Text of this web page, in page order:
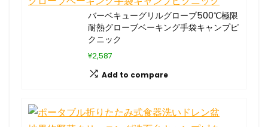
バーベキューグリルグローブ500℃極限
耐熱グローブベーキング手袋キャンプピ
クニック
¥2,587
Add to compare